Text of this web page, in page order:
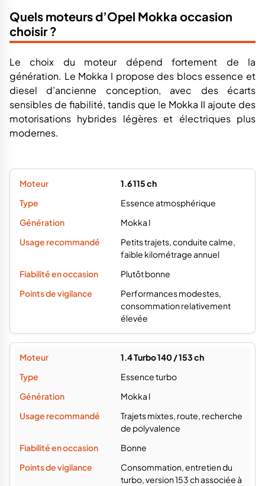
Quels moteurs d’Opel Mokka occasion
choisir ?
Le choix du moteur dépend fortement de la
génération. Le Mokka I propose des blocs essence et
diesel d’ancienne conception, avec des écarts
sensibles de fiabilité, tandis que le Mokka II ajoute des
motorisations hybrides légères et électriques plus
modernes.
1.6 115 ch
Essence atmosphérique
Mokka I
Petits trajets, conduite calme,
faible kilométrage annuel
Plutôt bonne
Performances modestes,
consommation relativement
élevée
1.4 Turbo 140 / 153 ch
Essence turbo
Mokka I
Trajets mixtes, route, recherche
de polyvalence
Bonne
Consommation, entretien du
turbo, version 153 ch associée à